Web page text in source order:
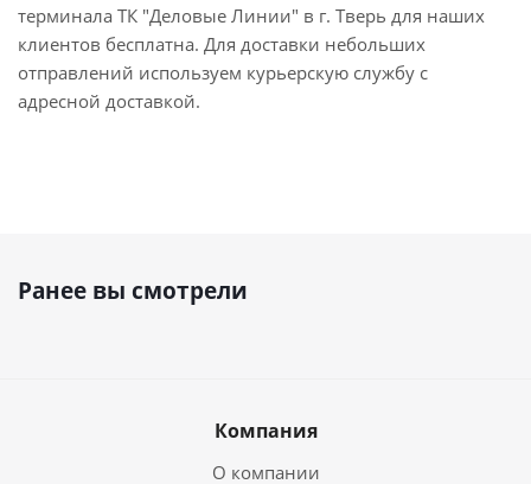
терминала ТК "Деловые Линии" в г. Тверь для наших
клиентов бесплатна. Для доставки небольших
отправлений используем курьерскую службу с
адресной доставкой.
Ранее вы смотрели
Компания
О компании